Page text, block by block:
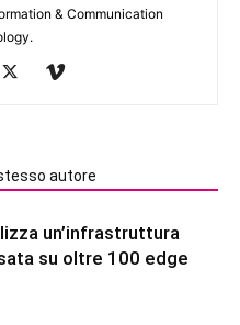
& Communication
autore
un’infrastruttura
su oltre 100 edge